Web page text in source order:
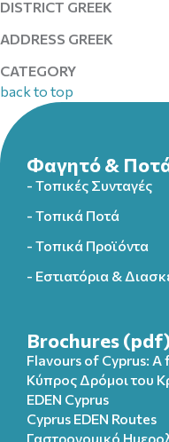
DISTRICT GREEK
ADDRESS GREEK
CATEGORY
back to top
Φαγητό &
- Τοπικές Συνταγές
- Τοπικά Ποτά
- Τοπικά Προϊόντα
- Εστιατόρια &
Brochures
Flavours of Cyprus:
Κύπρος Δρόμοι του
EDEN Cyprus
Cyprus EDEN Routes
Γαστρονομικό